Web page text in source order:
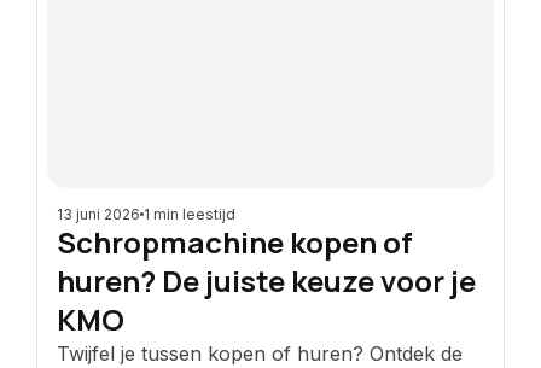
13 juni 2026 1 min leestijd
Schropmachine kopen of
huren? De juiste keuze voor je
KMO
Twijfel je tussen kopen of huren? Ontdek de